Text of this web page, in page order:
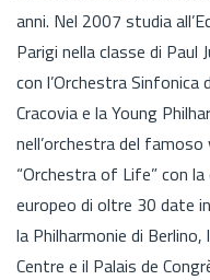
anni. Nel 2007 studia
Parigi nella classe di Paul
con l’Orchestra Sinfonica
Cracovia e la Young
nell’orchestra del
“Orchestra of Life” con
europeo di oltre 30 date
la Philharmonie di
Centre e il Palais de